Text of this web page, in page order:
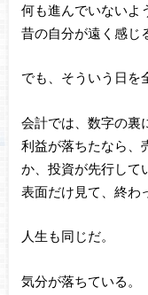
何も進んでいないよ
昔の自分が遠く感じ
でも、そういう日を
会計では、数字の裏
利益が落ちたなら、
か、投資が先行して
表面だけ見て、終わ
人生も同じだ。
気分が落ちている。